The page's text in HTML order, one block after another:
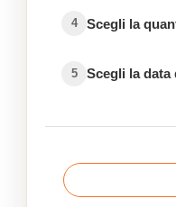
4 Scegli la
5 Scegli la data